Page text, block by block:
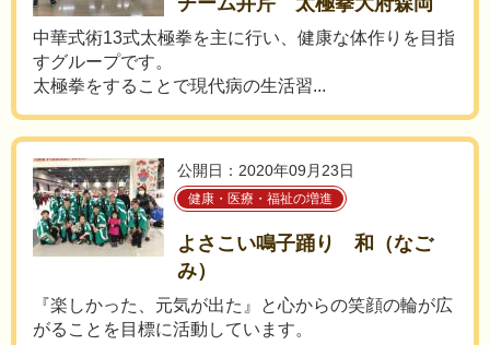
中華式術13式太極拳を主に行い、健康な体作りを目指
すグループです。
太極拳をすることで現代病の生活習...
公開日：2020年09月23日
健康・医療・福祉の増進
よさこい鳴子踊り 和（なご
み）
『楽しかった、元気が出た』と心からの笑顔の輪が広
がることを目標に活動しています。